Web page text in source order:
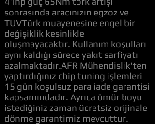
sonrasında aracınızın egzoz ve
TUVTürk muayenesine engel bir
değişiklik kesinlikle
oluşmayacaktır. Kullanım koşulları
aynı kaldığı sürece yakıt sarfiyatı
azalmaktadır.AFR Mühendislik'ten
yaptırdığınız chip tuning işlemleri
15 gün koşulsuz para iade garantisi
kapsamındadır. Ayrıca ömür boyu
istediğiniz zaman ücretsiz orijinale
dönme garantimiz mevcuttur.